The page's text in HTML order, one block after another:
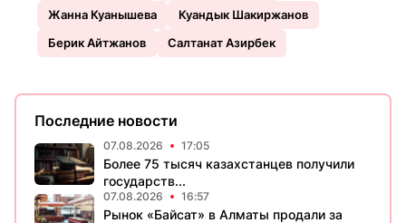
Жанна Куанышева
Куандык Шакиржанов
Берик Айтжанов
Салтанат Азирбек
Последние новости
07.08.2026 17:05
Более 75 тысяч казахстанцев получили
государств...
07.08.2026 16:57
Рынок «Байсат» в Алматы продали за